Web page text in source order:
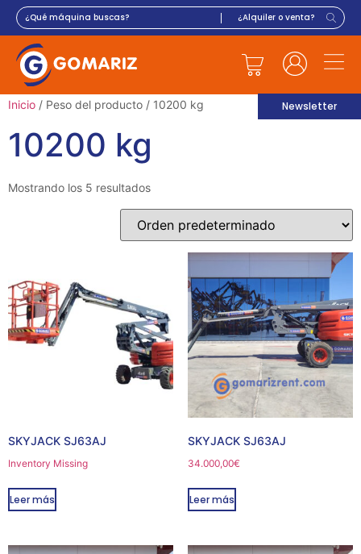
Newsletter
Inicio / Peso del producto / 10200 kg
10200 kg
Mostrando los 5 resultados
SKYJACK SJ63AJ
Inventory Missing
Leer más
SKYJACK SJ63AJ
34.000,00€
Leer más